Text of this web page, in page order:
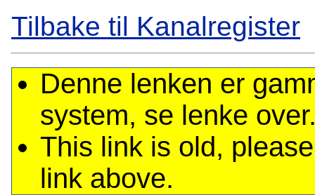
Tilbake til Kanalregister
Denne lenken er
system, se lenke
This link is old,
link above.